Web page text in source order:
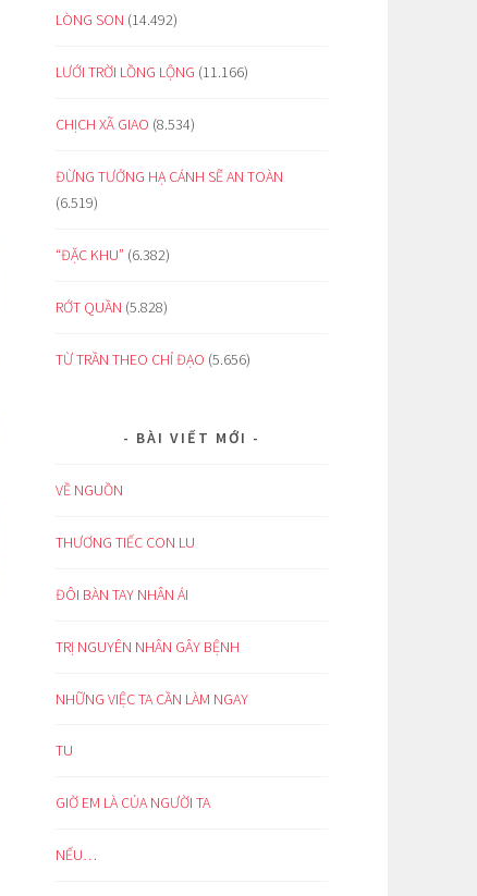
LÒNG SON (14.492)
LƯỚI TRỜI LỒNG LỘNG (11.166)
CHỊCH XÃ GIAO (8.534)
ĐỪNG TƯỞNG HẠ CÁNH SẼ AN TOÀN
(6.519)
“ĐẶC KHU” (6.382)
RỚT QUẦN (5.828)
TỪ TRẦN THEO CHỈ ĐẠO (5.656)
BÀI VIẾT MỚI
VỀ NGUỒN
THƯƠNG TIẾC CON LU
ĐÔI BÀN TAY NHÂN ÁI
TRỊ NGUYÊN NHÂN GÂY BỆNH
NHỮNG VIỆC TA CẦN LÀM NGAY
TU
GIỜ EM LÀ CỦA NGƯỜI TA
NẾU…